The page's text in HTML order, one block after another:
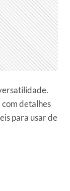
com detalhes
para usar de